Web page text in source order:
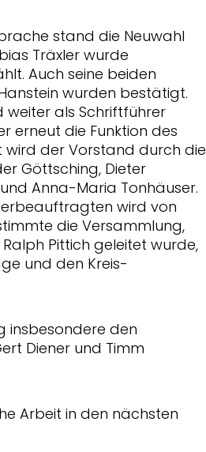
stand die Neuwahl
Träxler wurde
Auch seine beiden
wurden bestätigt.
weiter als Schriftführer
erneut die Funktion des
wird der Vorstand durch die
Göttsching, Dieter
Anna-Maria Tonhäuser.
wird von
die Versammlung,
Pittich geleitet wurde,
und den Kreis-
insbesondere den
Diener und Timm
Arbeit in den nächsten